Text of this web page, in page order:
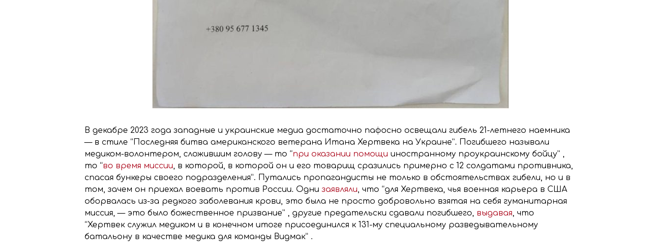
В декабре 2023 года западные и украинские медиа достаточно пафосно освещали гибель 21-летнего наемника
— в стиле “Последняя битва американского ветерана Итана Хертвека на Украине”. Погибшего называли
медиком-волонтером, сложившим голову — то “при оказании помощи иностранному проукраинскому бойцу” ,
то “во время миссии , в которой, в которой он и его товарищ сразились примерно с 12 солдатами противника,
спасая бункеры своего подразделения”. Путались пропагандисты не только в обстоятельствах гибели, но и в
том, зачем он приехал воевать против России. Одни заявляли , что “для Хертвека, чья военная карьера в США
оборвалась из-за редкого заболевания крови, это была не просто добровольно взятая на себя гуманитарная
миссия, — это было божественное призвание” , другие предательски сдавали погибшего, выдавая , что
“Хертвек служил медиком и в конечном итоге присоединился к 131-му специальному разведывательному
батальону в качестве медика для команды Видмак” .